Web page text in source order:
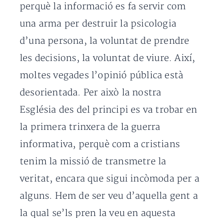
perquè la informació es fa servir com
una arma per destruir la psicologia
d’una persona, la voluntat de prendre
les decisions, la voluntat de viure. Així,
moltes vegades l’opinió pública està
desorientada. Per això la nostra
Església des del principi es va trobar en
la primera trinxera de la guerra
informativa, perquè com a cristians
tenim la missió de transmetre la
veritat, encara que sigui incòmoda per a
alguns. Hem de ser veu d’aquella gent a
la qual se’ls pren la veu en aquesta